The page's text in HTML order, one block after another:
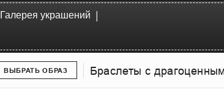
Галерея украшений |
ВЫБРАТЬ ОБРАЗ Браслеты с